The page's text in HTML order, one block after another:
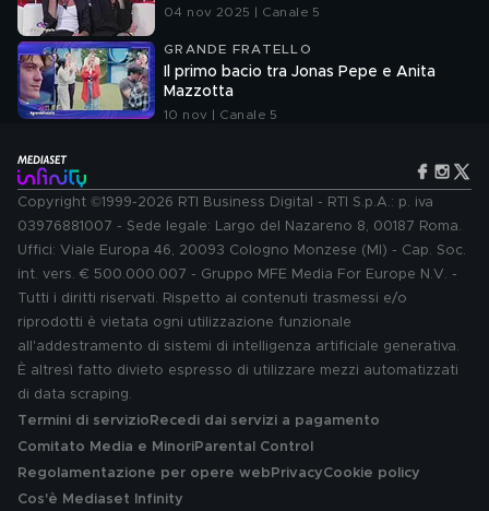
04 nov 2025 | Canale 5
GRANDE FRATELLO
Il primo bacio tra Jonas Pepe e Anita
Mazzotta
10 nov | Canale 5
Copyright ©1999-2026 RTI Business Digital - RTI S.p.A.: p. iva
03976881007 - Sede legale: Largo del Nazareno 8, 00187 Roma.
Uffici: Viale Europa 46, 20093 Cologno Monzese (MI) - Cap. Soc.
int. vers. € 500.000.007 - Gruppo MFE Media For Europe N.V. -
Tutti i diritti riservati. Rispetto ai contenuti trasmessi e/o
riprodotti è vietata ogni utilizzazione funzionale
all'addestramento di sistemi di intelligenza artificiale generativa.
È altresì fatto divieto espresso di utilizzare mezzi automatizzati
di data scraping.
Termini di servizio Recedi dai servizi a pagamento
Comitato Media e MinoriParental Control
Regolamentazione per opere web PrivacyCookie policy
Cos'è Mediaset Infinity